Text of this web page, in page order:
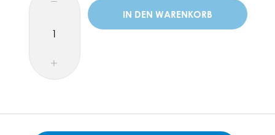
IN DEN WARENKORB